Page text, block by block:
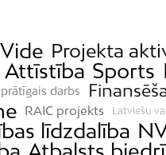
Vide Projekta
Attīstība Sports
darbs
RAIC projekts Latviešu
līdzdalība